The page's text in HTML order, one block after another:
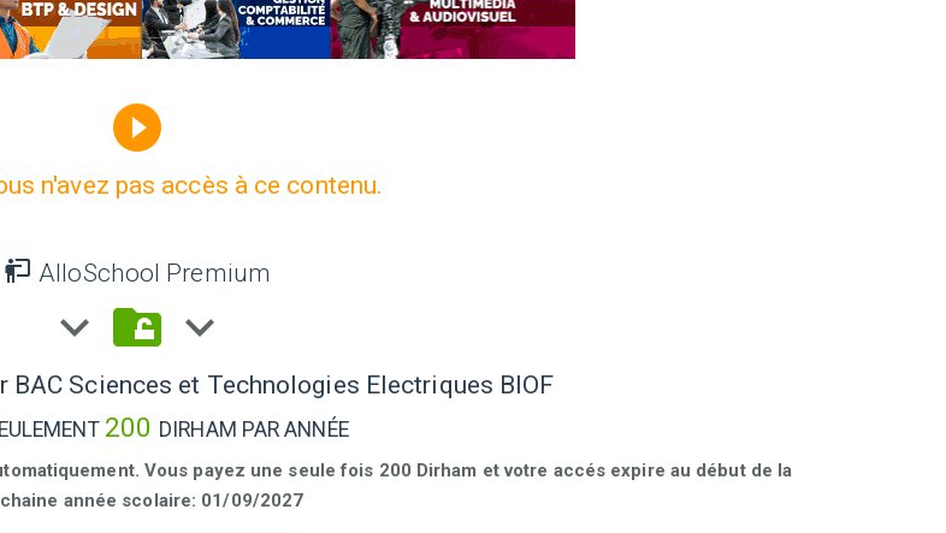
n'avez pas accès à ce contenu.
AlloSchool Premium
BAC Sciences et Technologies Electriques BIOF
200 DIRHAM PAR ANNÉE
Vous payez une seule fois 200 Dirham et votre accés expire au début de la
année scolaire: 01/09/2027